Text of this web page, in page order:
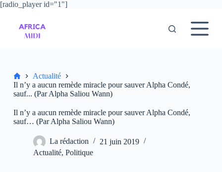
[radio_player id="1"]
P
o
n
n
AccueilActualité
Il n’y a aucun remède miracle pour sauver Alpha Condé,
sauf... (Par Alpha Saliou Wann)
Il n’y a aucun remède miracle pour sauver Alpha Condé,
sauf… (Par Alpha Saliou Wann)
La rédaction
21 juin 2019
Actualité, Politique